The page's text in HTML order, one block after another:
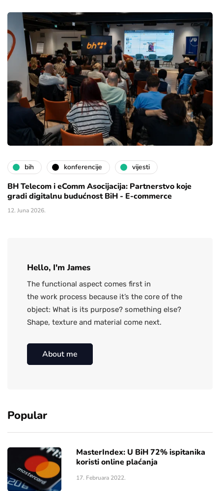
bih konferencije vijesti
BH Telecom i eComm Asocijacija: Partnerstvo koje
gradi digitalnu budućnost BiH - E-commerce
12. Juna 2026.
Hello, I'm James
The functional aspect comes first in
the work process because it’s the core of the
object: What is its purpose? something else?
Shape, texture and material come next.
About me
Popular
MasterIndex: U BiH 72% ispitanika
koristi online plaćanja
17. Februara 2022.